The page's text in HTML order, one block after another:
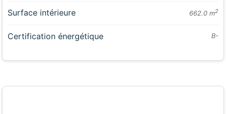
Surface intérieure 662.0 m2
Certification énergétique B-